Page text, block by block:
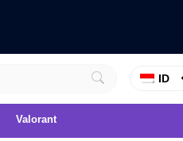
ID
Valorant